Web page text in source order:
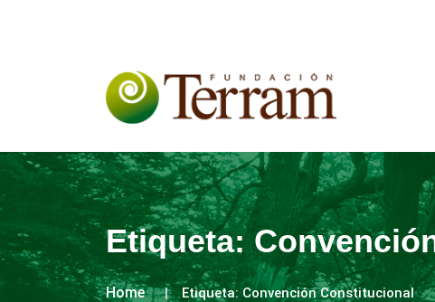
Etiqueta:
Home Etiqueta:Convención Constitucional